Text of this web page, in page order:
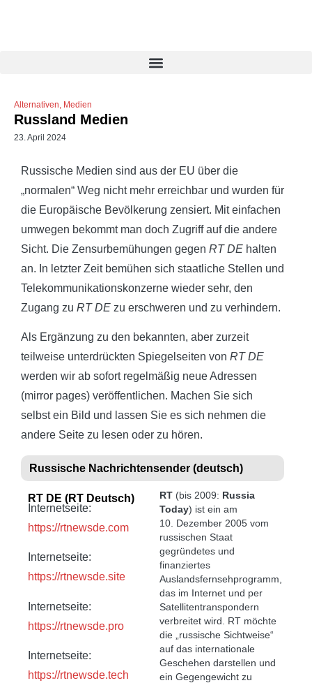
Alternativen, Medien
Russland Medien
23. April 2024
Russische Medien sind aus der EU über die
„normalen“ Weg nicht mehr erreichbar und wurden für
die Europäische Bevölkerung zensiert. Mit einfachen
umwegen bekommt man doch Zugriff auf die andere
Sicht. Die Zensurbemühungen gegen RT DE halten
an. In letzter Zeit bemühen sich staatliche Stellen und
Telekommunikationskonzerne wieder sehr, den
Zugang zu RT DE zu erschweren und zu verhindern.
Als Ergänzung zu den bekannten, aber zurzeit
teilweise unterdrückten Spiegelseiten von RT DE
werden wir ab sofort regelmäßig neue Adressen
(mirror pages) veröffentlichen. Machen Sie sich
selbst ein Bild und lassen Sie es sich nehmen die
andere Seite zu lesen oder zu hören.
Russische Nachrichtensender ​(deutsch)
RT DE (RT Deutsch)
Internetseite:
https://rtnewsde.com
Internetseite:
https://rtnewsde.site
Internetseite:
https://rtnewsde.pro
Internetseite:
https://rtnewsde.tech
RT (bis 2009: Russia
Today) ist ein am
10. Dezember 2005 vom
russischen Staat
gegründetes und
finanziertes
Auslandsfernsehprogramm,
das im Internet und per
Satellitentranspondern
verbreitet wird. RT möchte
die „russische Sichtweise“
auf das internationale
Geschehen darstellen und
ein Gegengewicht zu